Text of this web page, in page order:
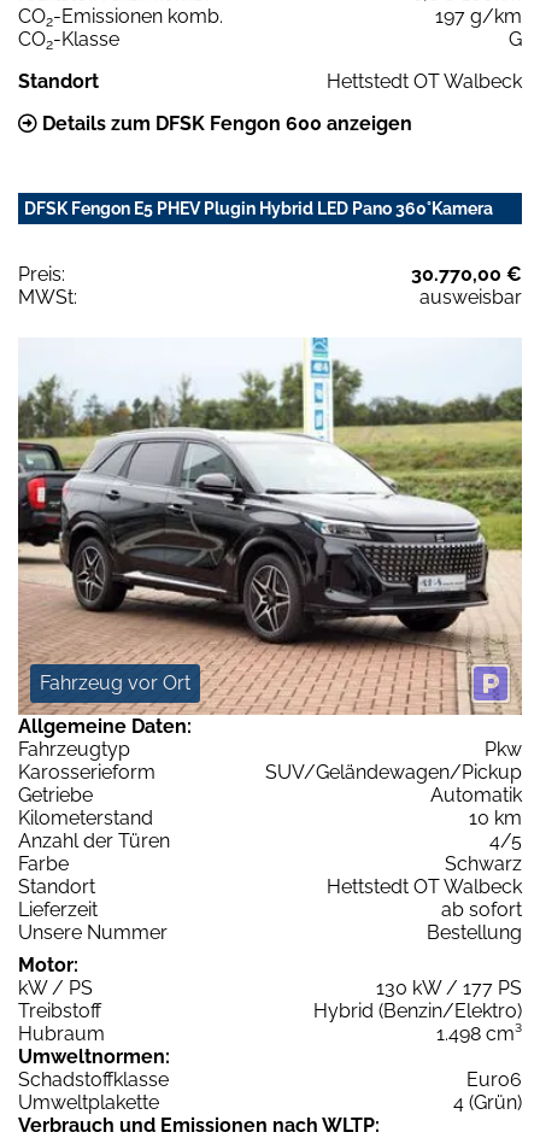
CO2-Emissionen komb.
197 g/km
CO2-Klasse
G
Standort
Hettstedt OT Walbeck
Details zum DFSK Fengon 600 anzeigen
DFSK Fengon E5 PHEV Plugin Hybrid LED Pano 360°Kamera
Preis:
30.770,00 €
MWSt:
ausweisbar
Fahrzeug vor Ort
Allgemeine Daten:
Fahrzeugtyp
Pkw
Karosserieform
SUV/Geländewagen/Pickup
Getriebe
Automatik
Kilometerstand
10 km
Anzahl der Türen
4/5
Farbe
Schwarz
Standort
Hettstedt OT Walbeck
Lieferzeit
ab sofort
Unsere Nummer
Bestellung
Motor:
kW / PS
130 kW / 177 PS
Treibstoff
Hybrid (Benzin/Elektro)
Hubraum
1.498 cm³
Umweltnormen:
Schadstoffklasse
Euro6
Umweltplakette
4 (Grün)
Verbrauch und Emissionen nach WLTP: